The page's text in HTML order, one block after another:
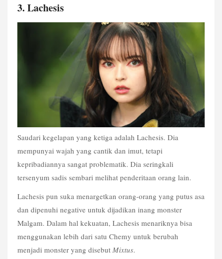
3. Lachesis
Saudari kegelapan yang ketiga adalah Lachesis. Dia
mempunyai wajah yang cantik dan imut, tetapi
kepribadiannya sangat problematik. Dia seringkali
tersenyum sadis sembari melihat penderitaan orang lain.
Lachesis pun suka menargetkan orang-orang yang putus asa
dan dipenuhi negative untuk dijadikan inang monster
Malgam. Dalam hal kekuatan, Lachesis menariknya bisa
menggunakan lebih dari satu Chemy untuk berubah
menjadi monster yang disebut Mixtus.